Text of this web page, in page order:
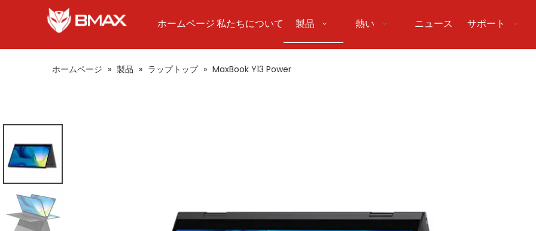
ホームページ私たちについて 製品 熱い ニュース サポート
ホームページ » 製品 » ラップトップ » MaxBook Y13 Power